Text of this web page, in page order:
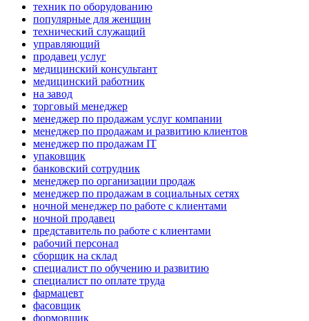
техник по оборудованию
популярные для женщин
технический служащий
управляющий
продавец услуг
медицинский консультант
медицинский работник
на завод
торговый менеджер
менеджер по продажам услуг компании
менеджер по продажам и развитию клиентов
менеджер по продажам IT
упаковщик
банковский сотрудник
менеджер по организации продаж
менеджер по продажам в социальных сетях
ночной менеджер по работе с клиентами
ночной продавец
представитель по работе с клиентами
рабочий персонал
сборщик на склад
специалист по обучению и развитию
специалист по оплате труда
фармацевт
фасовщик
формовщик